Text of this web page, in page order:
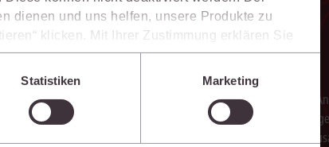
dienen und uns helfen, unsere Produkte zu
klicken. Mit Ihrer Zustimmung erklären Sie
Daten möglicherweise in Drittländer (z.B.
als die EU aufweisen.
Statistiken Marketing
mit
Die juris KI-Suite beschleunigt die
komplexer juristischer
dabei, Sachverhalte einzuordnen,